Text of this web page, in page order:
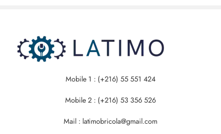
Mobile 1 : (+216) 55 551 424
Mobile 2 : (+216) 53 356 526
Mail : latimobricola@gmail.com